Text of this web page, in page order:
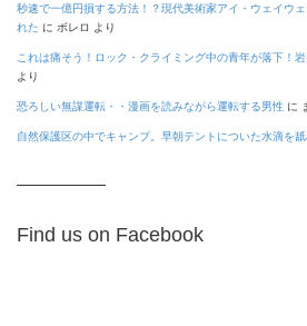
秒速で一億円損する方法！？現代美術家アイ・ウェイウ
れた に ボレロ より
これは痛そう！ロック・クライミング中の青年が落下！岩
より
恐ろしい無謀運転・・漫画を読みながら運転する男性 に
自然保護区の中でキャンプ。早朝テントについた水滴を舐
Find us on Facebook